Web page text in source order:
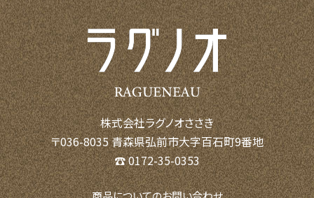
株式会社ラグノオささき
〒036-8035 青森県弘前市大字百石町9番地
☎ 0172-35-0353